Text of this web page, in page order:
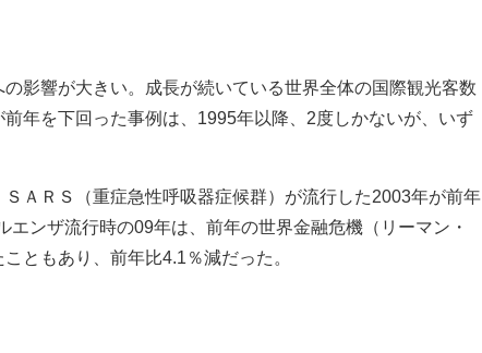
影響が大きい。成長が続いている世界全体の国際観光客数
前年を下回った事例は、1995年以降、2度しかないが、いず
ＡＲＳ（重症急性呼吸器症候群）が流行した2003年が前年
エンザ流行時の09年は、前年の世界金融危機（リーマン・
ともあり、前年比4.1％減だった。